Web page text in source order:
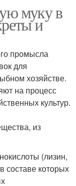
муку в
и
промысла
для
хозяйстве.
на процесс
культур.
из
(лизин,
составе которых